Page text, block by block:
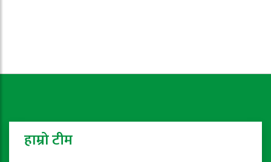
हाम्रो टीम